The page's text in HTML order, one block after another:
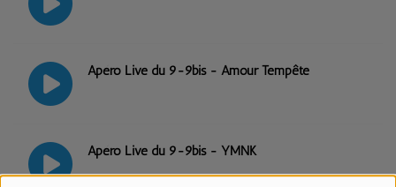
Apéro Live du 9-9bis - Amour Tempête
Apéro Live du 9-9bis - YMNK